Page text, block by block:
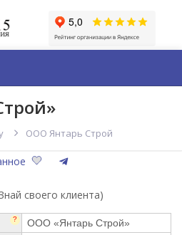
ООО Янтарь Строй
своего клиента)
?
ООО «Янтарь Строй»